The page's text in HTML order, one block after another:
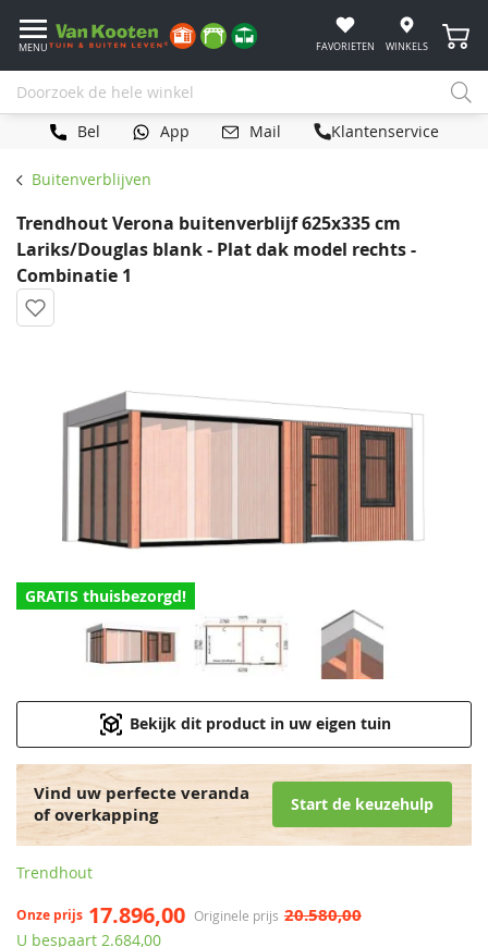
MENU FAVORIETEN WINKELS
Bel App Mail Klantenservice
Buitenverblijven
Trendhout Verona buitenverblijf 625x335 cm
Lariks/Douglas blank - Plat dak model rechts -
Combinatie 1
GRATIS thuisbezorgd!
Bekijk dit product in uw eigen tuin
Vind uw perfecte veranda
of overkapping
Start de keuzehulp
Trendhout
Originele prijs 20.580,00
Onze prijs 17.896,00
U bespaart 2.684,00